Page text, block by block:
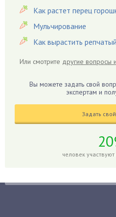
Герань
Гиацинт
Гибискус
Гладиолусы
Голубика
Груши
Как растет перец
Мульчирование
Как вырастить
Или смотрите другие вопросы
Вы можете задать свой
экспертам и
Задать
человек